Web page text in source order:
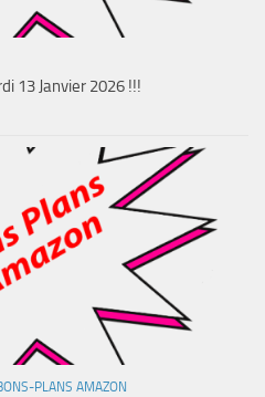
13 Janvier 2026 !!!
PLANS AMAZON